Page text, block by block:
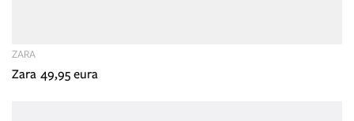
Zara 49,95 eura
ZARA